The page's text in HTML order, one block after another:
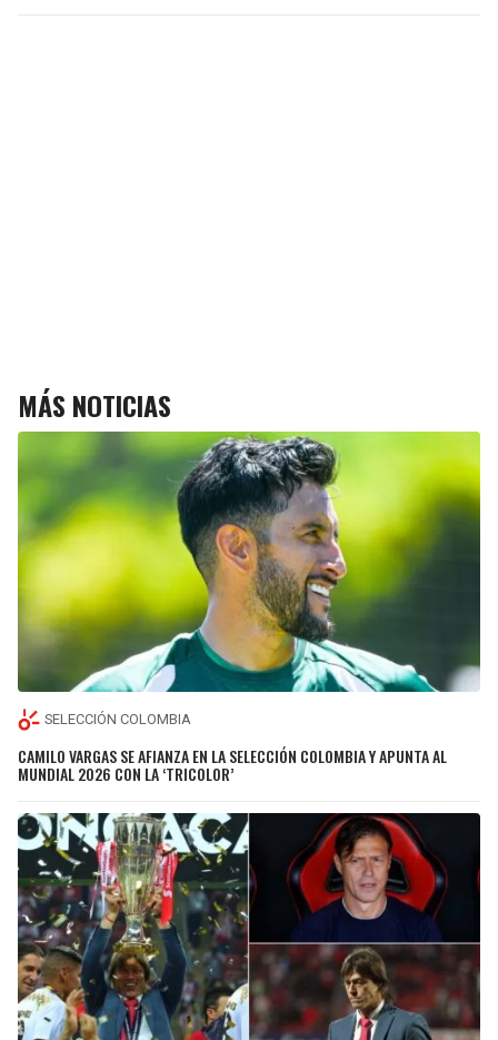
MÁS NOTICIAS
SELECCIÓN COLOMBIA
CAMILO VARGAS SE AFIANZA EN LA SELECCIÓN COLOMBIA Y APUNTA AL
MUNDIAL 2026 CON LA ‘TRICOLOR’